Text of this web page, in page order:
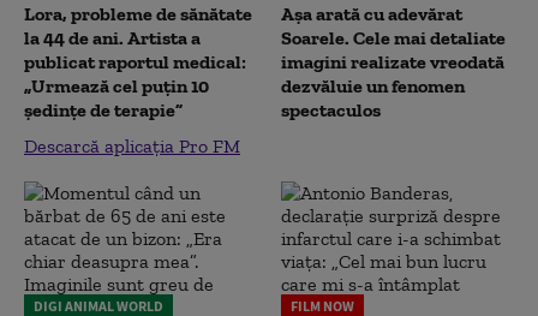
Lora, probleme de sănătate
la 44 de ani. Artista a
publicat raportul medical:
„Urmează cel puțin 10
ședințe de terapie”
Descarcă aplicația Pro FM
Așa arată cu adevărat
Soarele. Cele mai detaliate
imagini realizate vreodată
dezvăluie un fenomen
spectaculos
DIGI ANIMAL WORLD FILM NOW